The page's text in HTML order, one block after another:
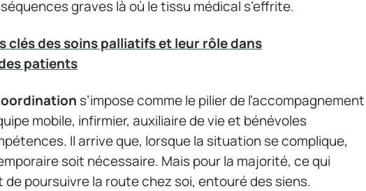
graves là où le tissu médical s’effrite.
clés des soins palliatifs et leur rôle dans
patients
s’impose comme le pilier de l’accompagnement
mobile, infirmier, auxiliaire de vie et bénévoles
Il arrive que, lorsque la situation se complique,
soit nécessaire. Mais pour la majorité, ce qui
de poursuivre la route chez soi, entouré des siens.